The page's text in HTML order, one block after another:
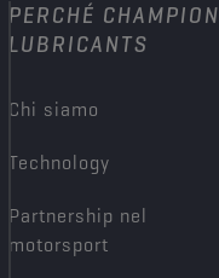
PERCHÉ CHAMPION
LUBRICANTS
Chi siamo
Technology
Partnership nel
motorsport